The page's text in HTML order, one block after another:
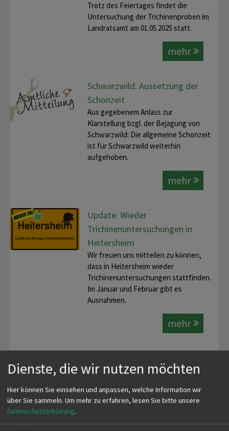
Trotz des Feiertages findet die
Untersuchung der Trichinenproben im
Landratsamt am 01.05.2025 statt.
mehr
Schwarzwild: Aussetzung der
Schonzeit
Aus gegebenem Anlass zur
Klarstellung bzgl. der Bejagung von
Schwarzwild: Die allgemeine Schonzeit
ist für Schwarzwild weiterhin
aufgehoben.
mehr
Update: Wieder
Trichinenuntersuchungen in
Heitersheim
Wir freuen uns mitteilen zu können,
dass in Heitersheim wieder
Trichinenuntersuchungen stattfinden.
Im Januar und Februar gibt es
Ausnahmen.
mehr
die Feiertage 2024/2025
Informationen von verschiedenen
Trichinenuntersuchungsstellen
Dienste, die wir nutzen möchten
Hier können Sie einsehen und anpassen, welche Information wir
über Sie sammeln. Um mehr zu erfahren, lesen Sie bitte unsere
Datenschutzerklärung.